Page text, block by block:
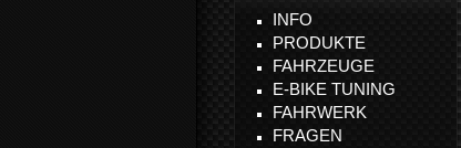
INFO
PRODUKTE
FAHRZEUGE
E-BIKE TUNING
FAHRWERK
FRAGEN